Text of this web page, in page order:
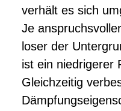
verhält es sich
Je
loser der
ist ein niedrigerer
Gleichzeitig